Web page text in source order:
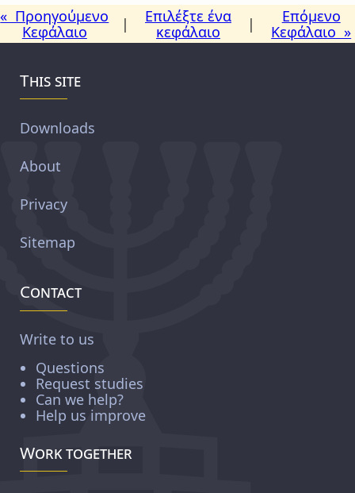
« Προηγούμενο
Κεφάλαιο
|
Επιλέξτε ένα
κεφάλαιο
|
Επόμενο
Κεφάλαιο »
This site
Downloads
About
Privacy
Sitemap
Contact
Write to us
Questions
Request studies
Can we help?
Help us improve
Work together